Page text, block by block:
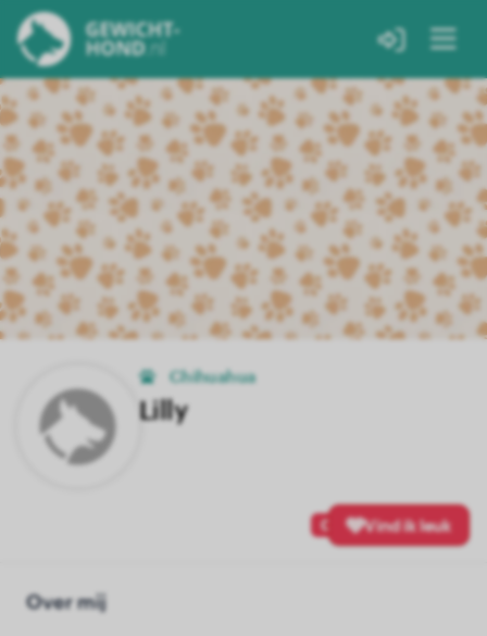
Chihuahua
Lilly
0 Vind ik leuk
Over mij